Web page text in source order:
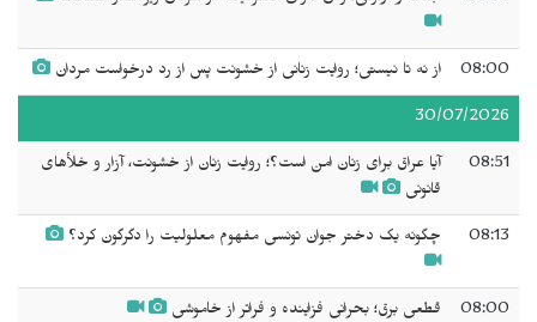
08:00 از نه تا نیستی؛ روایت زنانی از خشونت پس از رد درخواست مردان
30/07/2026
08:51
آیا عراق برای زنان امن است؟؛ روایت زنان از خشونت، آزار و خلأهای
قانونی
08:13 چگونه یک دختر جوان تونسی مفهوم معلولیت را دگرگون کرد؟
08:00 قطعی برق؛ بحرانی فزاینده و فراتر از خاموشی